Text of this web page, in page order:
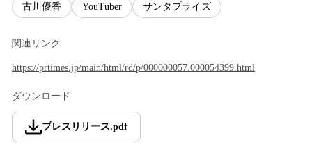
古川優香 YouTuber サンタプライズ
関連リンク
https://prtimes.jp/main/html/rd/p/000000057.000054399.html
ダウンロード
プレスリリース.pdf